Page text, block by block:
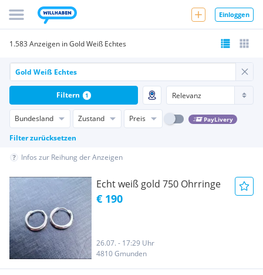
Einloggen
1.583 Anzeigen in Gold Weiß Echtes
Bundesland Zustand Preis PayLivery
Filter zurücksetzen
Filtern 1
Infos zur Reihung der Anzeigen
Echt weiß gold 750 Ohrringe
€ 190
26.07. - 17:29 Uhr
4810 Gmunden